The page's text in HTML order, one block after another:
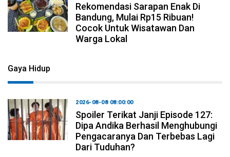
Rekomendasi Sarapan Enak Di
Bandung, Mulai Rp15 Ribuan!
Cocok Untuk Wisatawan Dan
Warga Lokal
Gaya Hidup
2026-08-08 08:00:00
Spoiler Terikat Janji Episode 127:
Dipa Andika Berhasil Menghubungi
Pengacaranya Dan Terbebas Lagi
Dari Tuduhan?